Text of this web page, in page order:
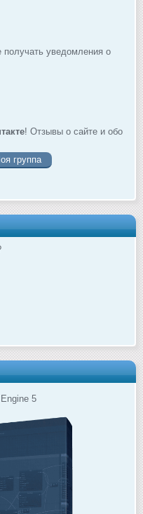
получать уведомления о
! Отзывы о сайте и обо
группа
5